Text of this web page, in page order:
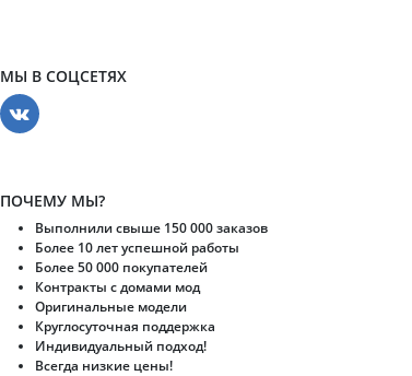
МЫ В СОЦСЕТЯХ
ПОЧЕМУ МЫ?
Выполнили свыше 150 000 заказов
Более 10 лет успешной работы
Более 50 000 покупателей
Контракты с домами мод
Оригинальные модели
Круглосуточная поддержка
Индивидуальный подход!
Всегда низкие цены!